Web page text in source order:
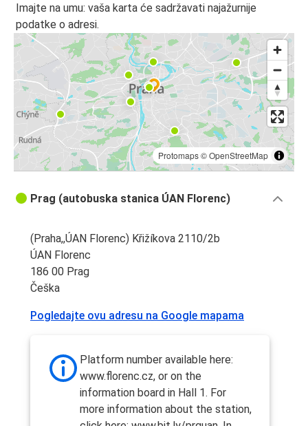
Imajte na umu: vaša karta će sadržavati najažurnije
podatke o adresi.
Protomaps©OpenStreetMap
Prag (autobuska stanica ÚAN Florenc)
(Praha,,ÚAN Florenc) Křižíkova 2110/2b
ÚAN Florenc
186 00 Prag
Češka
Pogledajte ovu adresu na Google mapama
Platform number available here:
www.florenc.cz, or on the
information board in Hall 1. For
more information about the station,